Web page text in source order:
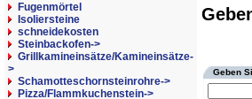
Fugenmörtel
Isoliersteine
schneidekosten
Steinbackofen->
Grillkamineinsätze/Kamineinsätze-
>
Schamotteschornsteinrohre->
Pizza/Flammkuchenstein->
Geben